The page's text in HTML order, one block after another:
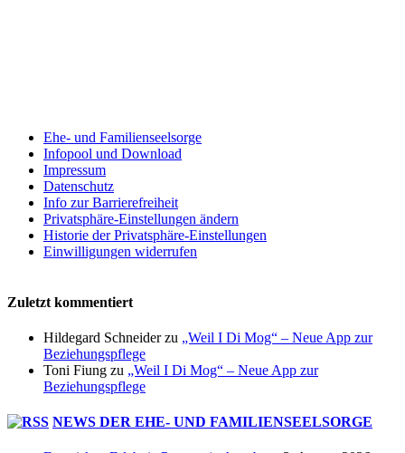
Ehe- und Familienseelsorge
Infopool und Download
Impressum
Datenschutz
Info zur Barrierefreiheit
Privatsphäre-Einstellungen ändern
Historie der Privatsphäre-Einstellungen
Einwilligungen widerrufen
Zuletzt kommentiert
Hildegard Schneiderzu „Weil I Di Mog“ – Neue App zur
Beziehungspflege
Toni Fiung zu „Weil I Di Mog“ – Neue App zur
Beziehungspflege
NEWS DER EHE- UND FAMILIENSEELSORGE